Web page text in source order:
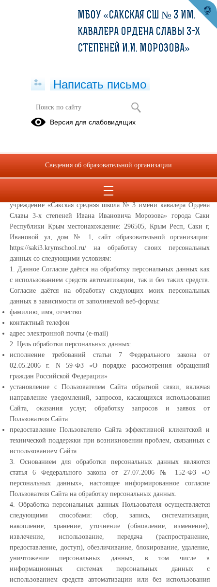
Информированное согласие
посетителя сайта на обработку
Согласие)
согласие Муниципальное бюджетное общеобразовательное
учреждение «Сакская средняя школа № 3 имени кавалера Ордена
Славы 3-х степеней Ивана Ивановича Морозова» города Саки
Республики Крым местонахождение: 296505, Крым Респ, Саки г,
Ивановой ул, дом № 1, сайт образовательной организации:
https://saki3.krymschool.ru/ на обработку своих персональных
данных со следующими условиям:
1. Данное Согласие даётся на обработку персональных данных как
с использованием средств автоматизации, так и без таких средств.
Согласие даётся на обработку следующих моих персональных
данных в зависимости от заполняемой веб-формы:
фамилию, имя, отчество
контактный телефон
адрес электронной почты (e-mail)
2. Цель обработки персональных данных:
исполнение требований статьи 7 Федерального закона от
02.05.2006 г. N 59-ФЗ «О порядке рассмотрения обращений
граждан Российской Федерации»
установление с Пользователем Сайта обратной связи, включая
направление уведомлений, запросов, касающихся использования
Сайта, оказания услуг, обработку запросов и заявок от
Пользователя Сайта
предоставление Пользователю Сайта эффективной клиентской и
технической поддержки при возникновении проблем, связанных с
использованием Сайта
3. Основанием для обработки персональных данных являются
статья 6 Федерального закона от 27.07.2006 № 152-ФЗ «О
персональных данных», настоящее информированное согласие
Пользователя Сайта на обработку персональных данных.
4. Обработка персональных данных Пользователя осуществляется
следующими способами: сбор, запись, систематизация,
накопление, хранение, уточнение (обновление, изменение),
извлечение, использование, передача (распространение,
предоставление, доступ), обезличивание, блокирование, удаление,
уничтожение персональных данных, в том числе в
информационных системах персональных данных с
использованием средств автоматизации или без использования
МБОУ «САКСКАЯ СШ № 3 ИМ.
КАВАЛЕРА ОРДЕНА СЛАВЫ 3-Х
СТЕПЕНЕЙ И.И. МОРОЗОВА»
Написать письмо
Версия для слабовидящих
Сведения об образовательной организации